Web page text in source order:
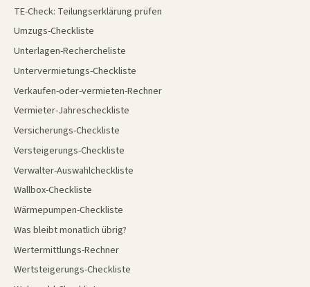
TE-Check: Teilungserklärung prüfen
Umzugs-Checkliste
Unterlagen-Rechercheliste
Untervermietungs-Checkliste
Verkaufen-oder-vermieten-Rechner
Vermieter-Jahrescheckliste
Versicherungs-Checkliste
Versteigerungs-Checkliste
Verwalter-Auswahlcheckliste
Wallbox-Checkliste
Wärmepumpen-Checkliste
Was bleibt monatlich übrig?
Wertermittlungs-Rechner
Wertsteigerungs-Checkliste